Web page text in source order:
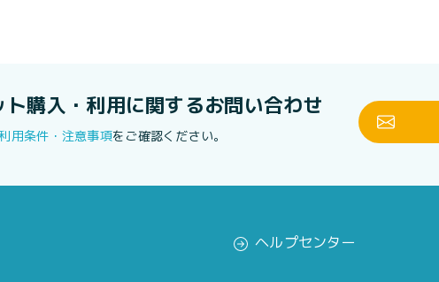
ト購入・利用に関するお問い合わせ
用条件・注意事項をご確認ください。
ヘルプセンター